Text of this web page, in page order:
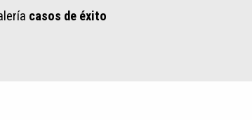
casos de éxito